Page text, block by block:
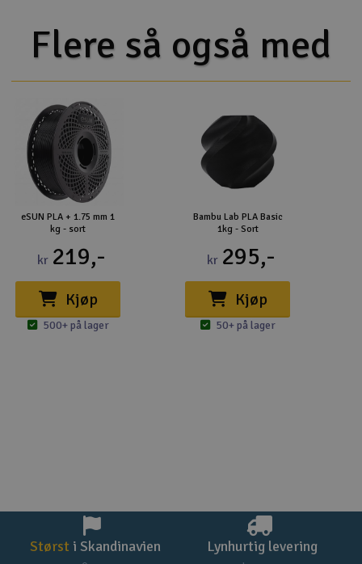
Flere så også med
eSUN PLA + 1.75 mm 1
kg - sort
kr 219,-
Kjøp
500+ på lager
Bambu Lab PLA Basic
1kg - Sort
kr 295,-
Kjøp
50+ på lager
Størst i Skandinavien Lynhurtig levering